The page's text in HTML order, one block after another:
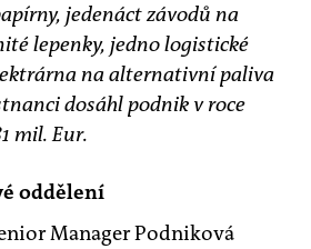
jedenáct závodů na
lepenky, jedno logistické
na alternativní paliva
dosáhl podnik v roce
mil. Eur.
oddělení
Manager Podniková